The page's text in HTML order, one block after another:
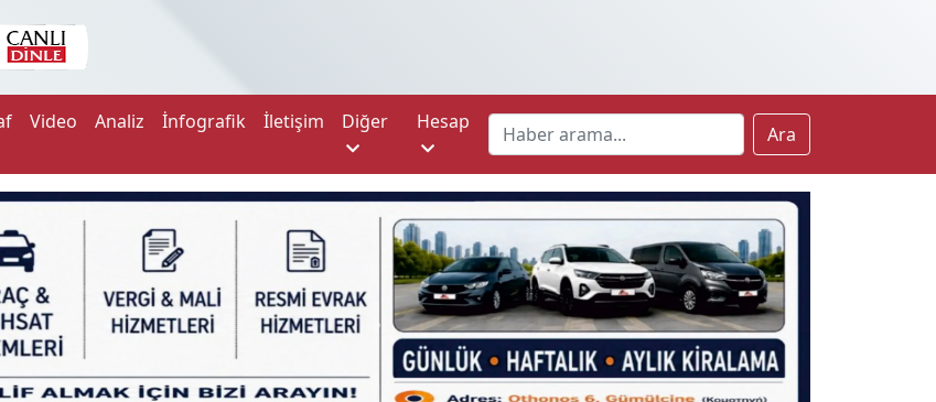
Video Analiz İnfografik İletişim Diğer Hesap
Ara